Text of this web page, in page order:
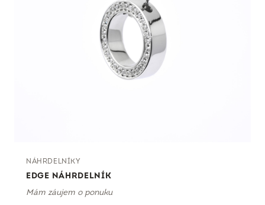
NÁHRDELNÍKY
EDGE NÁHRDELNÍK
Mám záujem o ponuku